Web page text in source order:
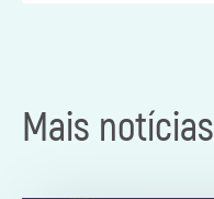
Mais notícias